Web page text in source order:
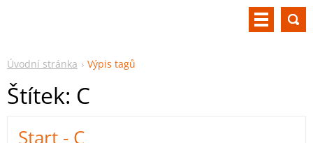
Úvodní stránka Výpis tagů
Štítek: C
Start - C